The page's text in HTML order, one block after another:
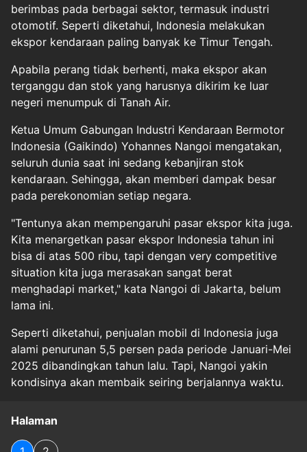
berimbas pada berbagai sektor, termasuk industri
otomotif. Seperti diketahui, Indonesia melakukan
ekspor kendaraan paling banyak ke Timur Tengah.
Apabila perang tidak berhenti, maka ekspor akan
terganggu dan stok yang harusnya dikirim ke luar
negeri menumpuk di Tanah Air.
Ketua Umum Gabungan Industri Kendaraan Bermotor
Indonesia (Gaikindo) Yohannes Nangoi mengatakan,
seluruh dunia saat ini sedang kebanjiran stok
kendaraan. Sehingga, akan memberi dampak besar
pada perekonomian setiap negara.
"Tentunya akan mempengaruhi pasar ekspor kita juga.
Kita menargetkan pasar ekspor Indonesia tahun ini
bisa di atas 500 ribu, tapi dengan very competitive
situation kita juga merasakan sangat berat
menghadapi market," kata Nangoi di Jakarta, belum
lama ini.
Seperti diketahui, penjualan mobil di Indonesia juga
alami penurunan 5,5 persen pada periode Januari-Mei
2025 dibandingkan tahun lalu. Tapi, Nangoi yakin
kondisinya akan membaik seiring berjalannya waktu.
Halaman